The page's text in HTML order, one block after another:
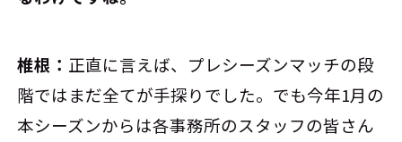
椎根： 正直に言えば、プレシーズンマッチの段
階ではまだ全てが手探りでした。でも今年1月の
本シーズンからは各事務所のスタッフの皆さん